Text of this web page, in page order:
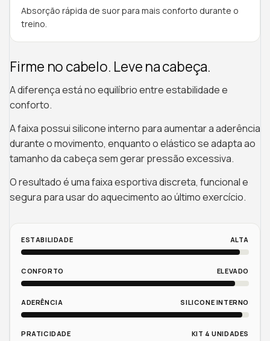
Absorção rápida de suor para mais conforto durante o
treino.
Firme no cabelo. Leve na cabeça.
A diferença está no equilíbrio entre estabilidade e
conforto.
A faixa possui silicone interno para aumentar a aderência
durante o movimento, enquanto o elástico se adapta ao
tamanho da cabeça sem gerar pressão excessiva.
O resultado é uma faixa esportiva discreta, funcional e
segura para usar do aquecimento ao último exercício.
ESTABILIDADE ALTA
CONFORTO ELEVADO
ADERÊNCIA SILICONE INTERNO
PRATICIDADE KIT 4 UNIDADES